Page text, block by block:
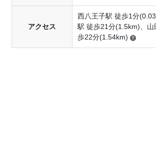
さらに、他塾からの転塾を応援する
引」や、ご兄弟・ご友人と一緒に始め
アクセス
西八王子駅 徒歩1分
駅 徒歩21分(1.5km)、山
歩22分(1.54km)